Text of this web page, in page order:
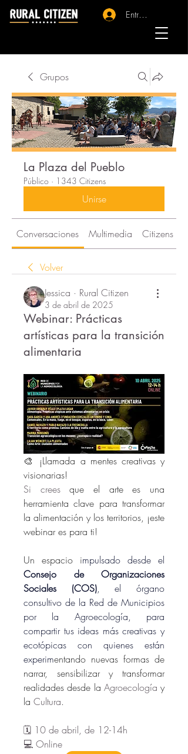
Entrar - Registro
Grupos
La Plaza del Pueblo
Público · 1343 Citizens
Unirse
Conversaciones Multimedia Citizens
Volver
Jessica · Rural Citizen
3 de abril de 2025
Webinar: Prácticas
artísticas para la transición
alimentaria
🎨 ¡Llamada a mentes creativas y
visionarias!
Si crees que el arte es una
herramienta clave para transformar
la alimentación y los territorios, ¡este
webinar es para ti!
Un espacio i
Consejo de Organizaciones
Sociales (COS), el órgano
consultivo de la Red de Municipios
por la Agroecología, para
compartir tus ideas más creativas y
ecotópicas con quienes están
experimentando nuevas formas de
narrar, sensibilizar y transformar
realidades desde la Agroecología y
la Cultura.
🗓️ 10 de abril, de 12-14h
💻 Online